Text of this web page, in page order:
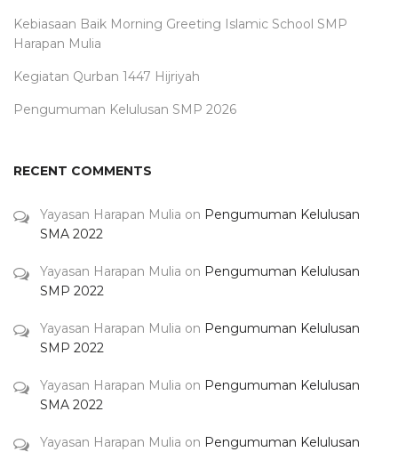
Kebiasaan Baik Morning Greeting Islamic School SMP
Harapan Mulia
Kegiatan Qurban 1447 Hijriyah
Pengumuman Kelulusan SMP 2026
RECENT COMMENTS
Yayasan Harapan Mulia on Pengumuman Kelulusan
SMA 2022
Yayasan Harapan Mulia on Pengumuman Kelulusan
SMP 2022
Yayasan Harapan Mulia on Pengumuman Kelulusan
SMP 2022
Yayasan Harapan Mulia on Pengumuman Kelulusan
SMA 2022
Yayasan Harapan Mulia on Pengumuman Kelulusan